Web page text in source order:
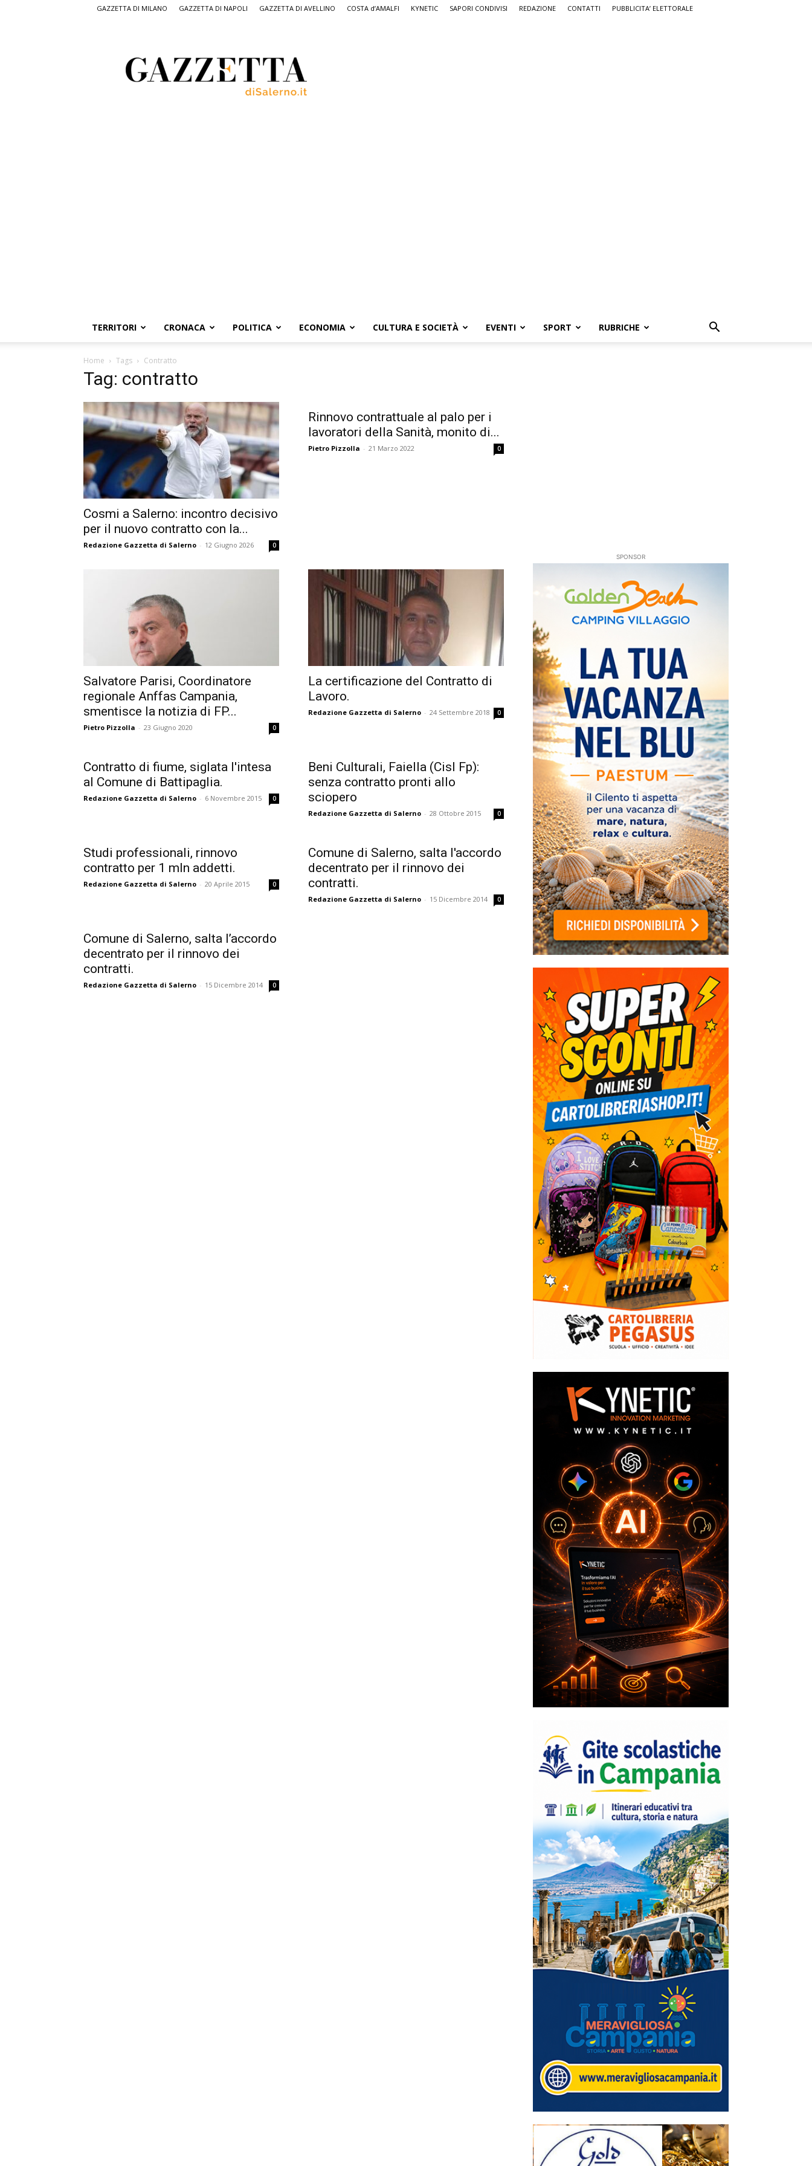
GAZZETTA DI MILANO GAZZETTA DI NAPOLI GAZZETTA DI AVELLINO COSTA d’AMALFI KYNETIC SAPORI CONDIVISI REDAZIONE CONTATTI PUBBLICITA’ ELETTORALE
Salerno,
il
quotidiano
TERRITORI CRONACA POLITICA ECONOMIA CULTURA E SOCIETÀ EVENTI SPORT RUBRICHE
Home Tags Contratto
Tag: contratto
Cosmi a Salerno: incontro decisivo
per il nuovo contratto con la...
Redazione Gazzetta di Salerno - 12 Giugno 2026 0
Rinnovo contrattuale al palo per i
lavoratori della Sanità, monito di...
Pietro Pizzolla - 21 Marzo 2022 0
Salvatore Parisi, Coordinatore
regionale Anffas Campania,
smentisce la notizia di FP...
Pietro Pizzolla - 23 Giugno 2020 0
La certificazione del Contratto di
Lavoro.
Redazione Gazzetta di Salerno - 24 Settembre 2018 0
Contratto di fiume, siglata l'intesa
al Comune di Battipaglia.
Redazione Gazzetta di Salerno - 6 Novembre 2015 0
Beni Culturali, Faiella (Cisl Fp):
senza contratto pronti allo
sciopero
Redazione Gazzetta di Salerno - 28 Ottobre 2015 0
Studi professionali, rinnovo
contratto per 1 mln addetti.
Redazione Gazzetta di Salerno - 20 Aprile 2015 0
Comune di Salerno, salta l'accordo
decentrato per il rinnovo dei
contratti.
Redazione Gazzetta di Salerno - 15 Dicembre 2014 0
Comune di Salerno, salta l’accordo
decentrato per il rinnovo dei
contratti.
Redazione Gazzetta di Salerno - 15 Dicembre 2014 0
SPONSOR